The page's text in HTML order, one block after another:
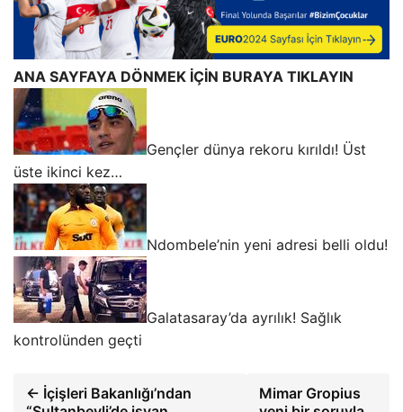
ANA SAYFAYA DÖNMEK İÇİN BURAYA TIKLAYIN
Gençler dünya rekoru kırıldı! Üst
üste ikinci kez…
Ndombele’nin yeni adresi belli oldu!
Galatasaray’da ayrılık! Sağlık
kontrolünden geçti
← İçişleri Bakanlığı’ndan
Mimar Gropius